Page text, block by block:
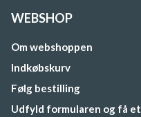
WEBSHOP
Om webshoppen
Indkøbskurv
Følg bestilling
Udfyld formularen og få et